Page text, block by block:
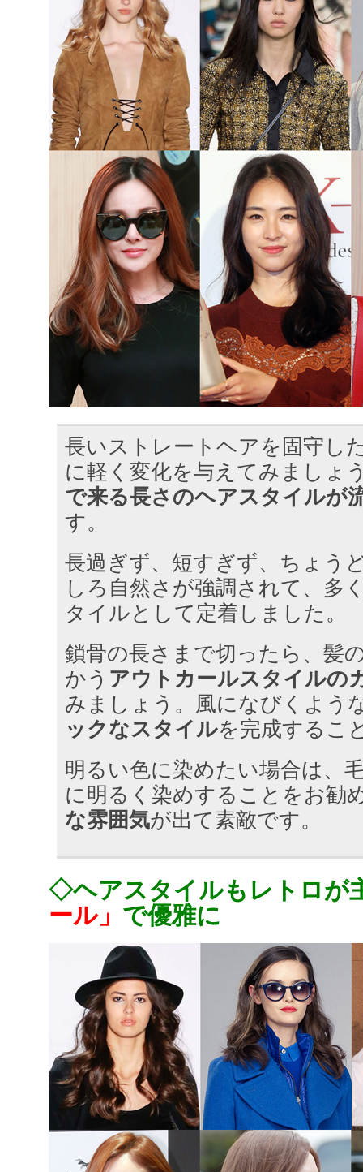
長いストレートヘアを固守し
に軽く変化を与えてみましょ
で来る長さのヘアスタイルが
す。
長過ぎず、短すぎず、ちょう
しろ自然さが強調されて、多
タイルとして定着しました。
鎖骨の長さまで切ったら、髪
かう アウトカールスタイルの
みましょう。風になびくよう
ックなスタイルを完成するこ
明るい色に染めたい場合は、
に明るく染めすることをお勧
な雰囲気が出て素敵です。
◇ヘアスタイルもレトロが
ール」 で優雅に